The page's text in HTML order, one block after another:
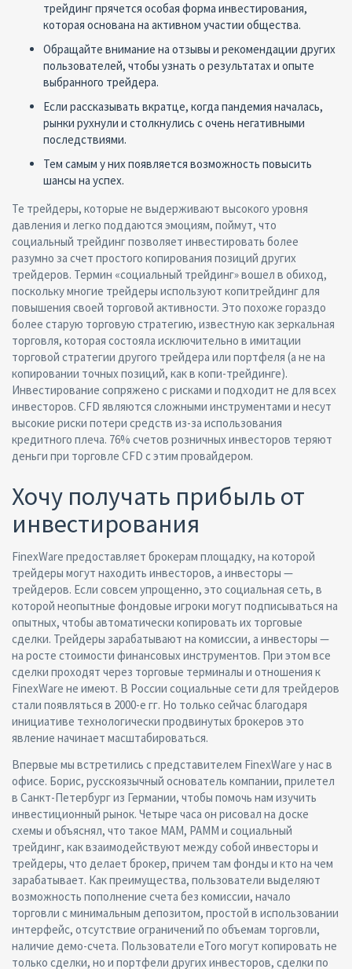
трейдинг прячется особая форма инвестирования,
которая основана на активном участии общества.
Обращайте внимание на отзывы и рекомендации других
пользователей, чтобы узнать о результатах и опыте
выбранного трейдера.
Если рассказывать вкратце, когда пандемия началась,
рынки рухнули и столкнулись с очень негативными
последствиями.
Тем самым у них появляется возможность повысить
шансы на успех.
Те трейдеры, которые не выдерживают высокого уровня
давления и легко поддаются эмоциям, поймут, что
социальный трейдинг позволяет инвестировать более
разумно за счет простого копирования позиций других
трейдеров. Термин «социальный трейдинг» вошел в обиход,
поскольку многие трейдеры используют копитрейдинг для
повышения своей торговой активности. Это похоже гораздо
более старую торговую стратегию, известную как зеркальная
торговля, которая состояла исключительно в имитации
торговой стратегии другого трейдера или портфеля (а не на
копировании точных позиций, как в копи-трейдинге).
Инвестирование сопряжено с рисками и подходит не для всех
инвесторов. CFD являются сложными инструментами и несут
высокие риски потери средств из-за использования
кредитного плеча. 76% счетов розничных инвесторов теряют
деньги при торговле CFD с этим провайдером.
Хочу получать прибыль от
инвестирования
FinexWare предоставляет брокерам площадку, на которой
трейдеры могут находить инвесторов, а инвесторы —
трейдеров. Если совсем упрощенно, это социальная сеть, в
которой неопытные фондовые игроки могут подписываться на
опытных, чтобы автоматически копировать их торговые
сделки. Трейдеры зарабатывают на комиссии, а инвесторы —
на росте стоимости финансовых инструментов. При этом все
сделки проходят через торговые терминалы и отношения к
FinexWare не имеют. В России социальные сети для трейдеров
стали появляться в 2000-е гг. Но только сейчас благодаря
инициативе технологически продвинутых брокеров это
явление начинает масштабироваться.
Впервые мы встретились с представителем FinexWare у нас в
офисе. Борис, русскоязычный основатель компании, прилетел
в Санкт-Петербург из Германии, чтобы помочь нам изучить
инвестиционный рынок. Четыре часа он рисовал на доске
схемы и объяснял, что такое MAM, PAMM и социальный
трейдинг, как взаимодействуют между собой инвесторы и
трейдеры, что делает брокер, причем там фонды и кто на чем
зарабатывает. Как преимущества, пользователи выделяют
возможность пополнение счета без комиссии, начало
торговли с минимальным депозитом, простой в использовании
интерфейс, отсутствие ограничений по объемам торговли,
наличие демо-счета. Пользователи eToro могут копировать не
только сделки, но и портфели других инвесторов, сделки по